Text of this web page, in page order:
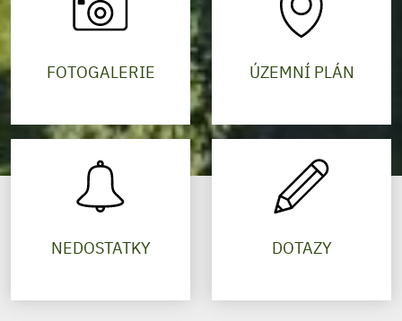
FOTOGALERIE ÚZEMNÍ PLÁN
NEDOSTATKY DOTAZY